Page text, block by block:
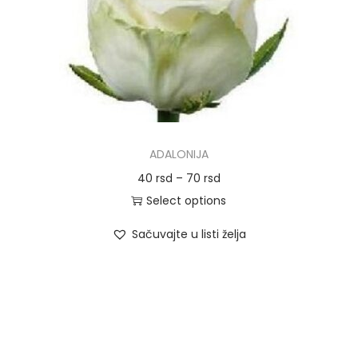
o
n
ADALONIJA
40 rsd – 70 rsd
Select options
Sačuvajte u listi želja